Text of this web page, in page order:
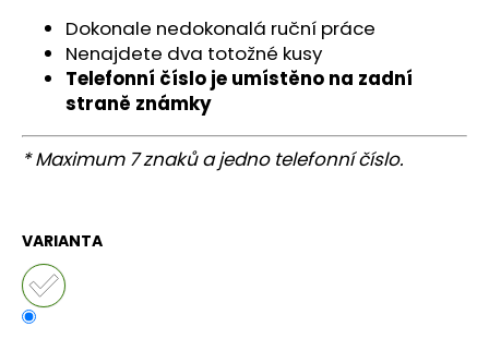
Dokonale nedokonalá ruční práce
Nenajdete dva totožné kusy
Telefonní číslo je umístěno na zadní
straně známky
* Maximum 7 znaků a jedno telefonní číslo.
VARIANTA
o
r
u
j
e
m